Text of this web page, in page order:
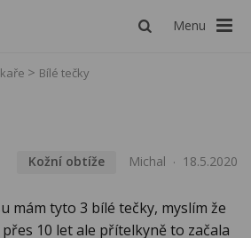
Menu
Bílé tečky
Kožní obtíže Michal 18.5.2020
mám tyto 3 bílé tečky, myslím že
10 let ale přítelkyně to začala